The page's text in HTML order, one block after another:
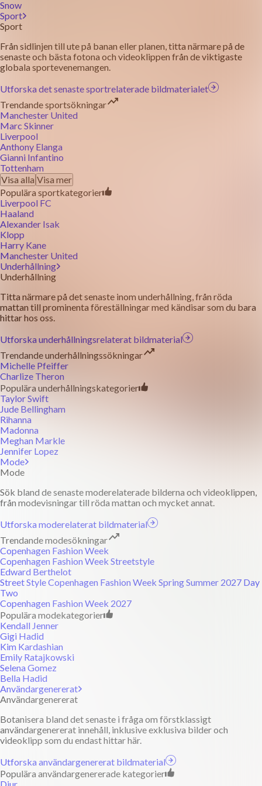
Snow
Sport
Sport
Från sidlinjen till ute på banan eller planen, titta närmare på de
senaste och bästa fotona och videoklippen från de viktigaste
globala sportevenemangen.
Utforska det senaste sportrelaterade bildmaterialet
Trendande sportsökningar
Manchester United
Marc Skinner
Liverpool
Anthony Elanga
Gianni Infantino
Tottenham
Visa alla Visa mer
Populära sportkategorier
Liverpool FC
Haaland
Alexander Isak
Klopp
Harry Kane
Manchester United
Underhållning
Underhållning
Titta närmare på det senaste inom underhållning, från röda
mattan till prominenta föreställningar med kändisar som du bara
hittar hos oss.
Utforska underhållningsrelaterat bildmaterial
Trendande underhållningssökningar
Michelle Pfeiffer
Charlize Theron
Populära underhållningskategorier
Taylor Swift
Jude Bellingham
Rihanna
Madonna
Meghan Markle
Jennifer Lopez
Mode
Mode
Sök bland de senaste moderelaterade bilderna och videoklippen,
från modevisningar till röda mattan och mycket annat.
Utforska moderelaterat bildmaterial
Trendande modesökningar
Copenhagen Fashion Week
Copenhagen Fashion Week Streetstyle
Edward Berthelot
Street Style Copenhagen Fashion Week Spring Summer 2027 Day
Two
Copenhagen Fashion Week 2027
Populära modekategorier
Kendall Jenner
Gigi Hadid
Kim Kardashian
Emily Ratajkowski
Selena Gomez
Bella Hadid
Användargenererat
Användargenererat
Botanisera bland det senaste i fråga om förstklassigt
användargenererat innehåll, inklusive exklusiva bilder och
videoklipp som du endast hittar här.
Utforska användargenererat bildmaterial
Populära användargenererade kategorier